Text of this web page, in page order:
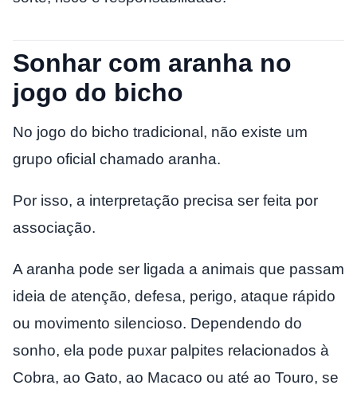
Sonhar com aranha no
jogo do bicho
No jogo do bicho tradicional, não existe um
grupo oficial chamado aranha.
Por isso, a interpretação precisa ser feita por
associação.
A aranha pode ser ligada a animais que passam
ideia de atenção, defesa, perigo, ataque rápido
ou movimento silencioso. Dependendo do
sonho, ela pode puxar palpites relacionados à
Cobra, ao Gato, ao Macaco ou até ao Touro, se